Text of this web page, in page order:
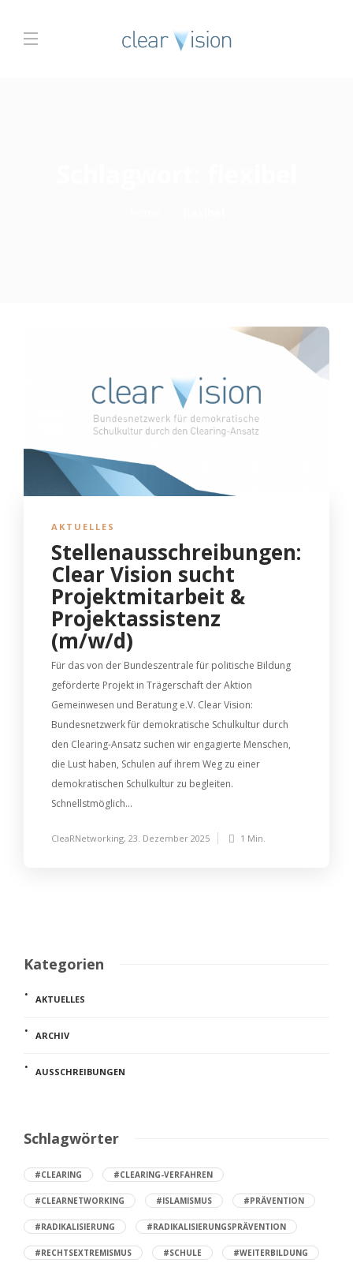
AKTUELLES
Stellenausschreibungen:
Clear Vision sucht
Projektmitarbeit &
Projektassistenz
(m/w/d)
Für das von der Bundeszentrale für politische Bildung
geförderte Projekt in Trägerschaft der Aktion
Gemeinwesen und Beratung e.V. Clear Vision:
Bundesnetzwerk für demokratische Schulkultur durch
den Clearing-Ansatz suchen wir engagierte Menschen,
die Lust haben, Schulen auf ihrem Weg zu einer
demokratischen Schulkultur zu begleiten.
Schnellstmöglich...
CleaRNetworking, 23. Dezember 2025 1 Min.
Kategorien
AKTUELLES
ARCHIV
AUSSCHREIBUNGEN
Schlagwörter
#CLEARING #CLEARING-VERFAHREN
#CLEARNETWORKING #ISLAMISMUS #PRÄVENTION
#RADIKALISIERUNG #RADIKALISIERUNGSPRÄVENTION
#RECHTSEXTREMISMUS #SCHULE #WEITERBILDUNG